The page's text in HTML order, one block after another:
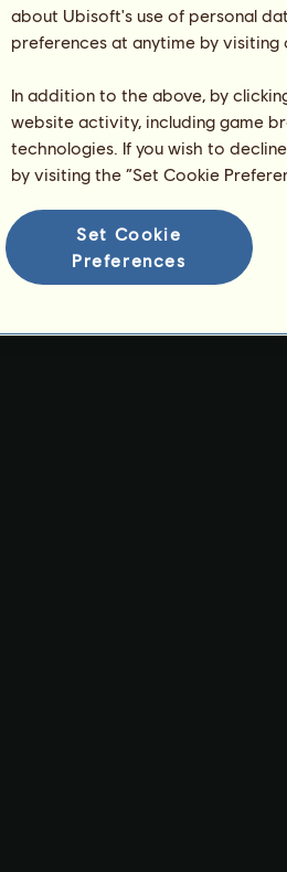
about Ubisoft's use of personal
preferences at anytime by
In addition to the above, by
website activity, including game
technologies. If you wish to
by visiting the “Set Cookie
Set Cookie
Preferences